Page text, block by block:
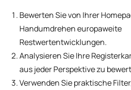
Bewerten Sie von Ihrer
Handumdrehen europaweite
Restwertentwicklungen.
Analysieren Sie Ihre
aus jeder Perspektive zu
Verwenden Sie praktische